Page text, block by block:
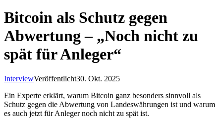
Bitcoin als Schutz gegen
Abwertung – „Noch nicht zu
spät für Anleger“
InterviewVeröffentlicht30. Okt. 2025
Ein Experte erklärt, warum Bitcoin ganz besonders sinnvoll als
Schutz gegen die Abwertung von Landeswährungen ist und warum
es auch jetzt für Anleger noch nicht zu spät ist.